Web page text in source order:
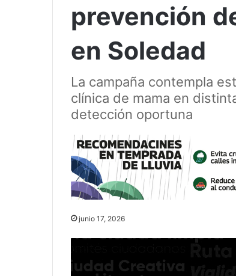
prevención
en Soledad
La campaña contempla
clínica de mama en
detección oportuna
junio 17, 2026